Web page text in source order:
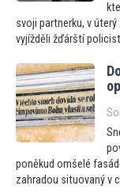
svoji partnerku, v
vyjížděli žďárští
poněkud omšelé
zahradou situovaný v